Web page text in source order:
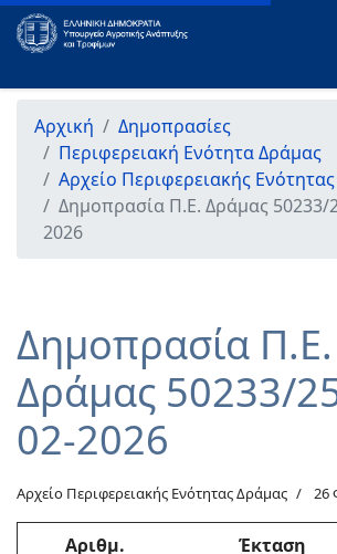
Αρχική
Δημοπρασίες
Περιφερειακή Ενότητα Δράμας
Αρχείο Περιφερειακής
Δημοπρασία Π.Ε. Δράμας 50233/
2026
Δημοπρασία Π.Ε.
Δράμας 50233/
02-2026
Αρχείο Περιφερειακής Ενότητας Δράμας 26
Αριθμ.
Έκταση